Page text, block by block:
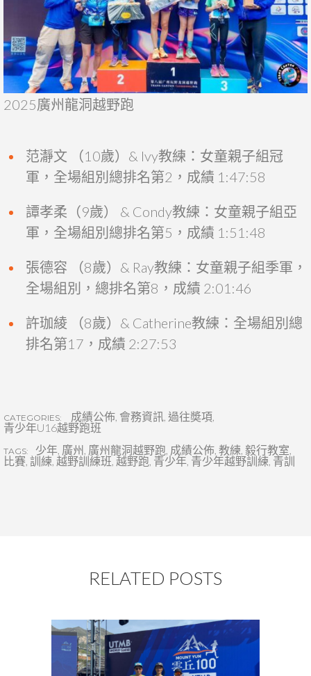
2025廣州龍洞越野跑
范瀞文 （10歲）& Ivy教練：女童親子組冠
軍，全場組別總排名第2，成績 1:47:58
譚孝柔（9歲） & Condy教練：女童親子組亞
軍，全場組別總排名第5，成績 1:51:48
張德容 （8歲）& Ray教練：女童親子組季軍，
全場組別，總排名第8，成績 2:01:46
許珈綾 （8歲）& Catherine教練：全場組別總
排名第17，成績 2:27:53
CATEGORIES: 成績公佈, 會務資訊, 過往奬項,
青少年U16越野跑班
TAGS: 少年, 廣州, 廣州龍洞越野跑, 成績公佈, 教練, 毅行教室,
比賽, 訓練, 越野訓練班, 越野跑, 青少年, 青少年越野訓練, 青訓
RELATED POSTS